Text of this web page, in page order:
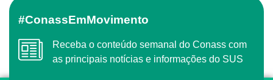
#ConassEmMovimento
Receba o conteúdo semanal do Conass com
as principais notícias e informações do SUS